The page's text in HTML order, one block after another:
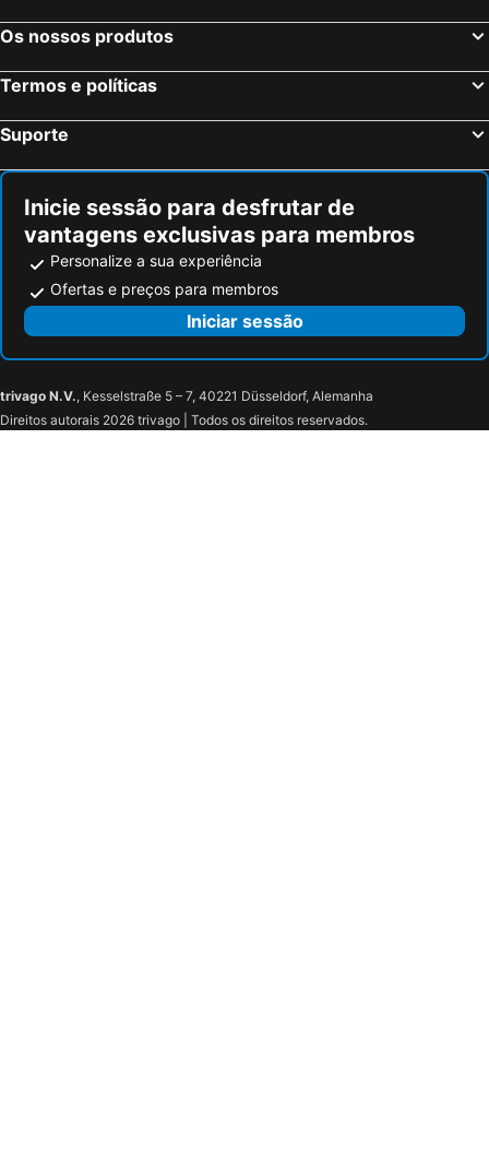
Os nossos produtos
Termos e políticas
Suporte
Inicie sessão para desfrutar de
vantagens exclusivas para membros
Personalize a sua experiência
Ofertas e preços para membros
Iniciar sessão
trivago N.V., Kesselstraße 5 – 7, 40221 Düsseldorf, Alemanha
Direitos autorais 2026 trivago | Todos os direitos reservados.